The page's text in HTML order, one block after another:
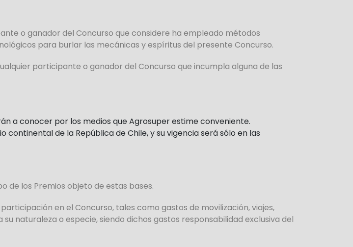
o ganador del Concurso que considere ha empleado métodos
para burlar las mecánicas y espíritus del presente Concurso.
participante o ganador del Concurso que incumpla alguna de las
a conocer por los medios que Agrosuper estime conveniente.
de la República de Chile, y su vigencia será sólo en las
de los Premios objeto de estas bases.
en el Concurso, tales como gastos de movilización, viajes,
naturaleza o especie, siendo dichos gastos responsabilidad exclusiva del